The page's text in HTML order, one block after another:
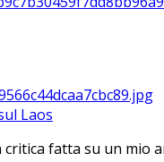
Laos
fatta su un mio